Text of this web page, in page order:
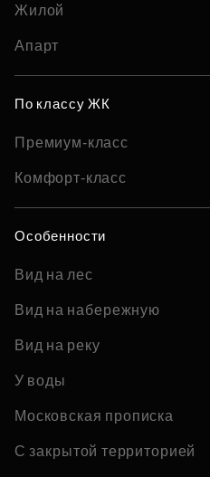
Жилой
Апарт
По классу ЖК
Премиум-класс
Комфорт-класс
Особенности
Вид на лес
Вид на набережную
Вид на реку
У воды
Московская прописка
С закрытой территорией